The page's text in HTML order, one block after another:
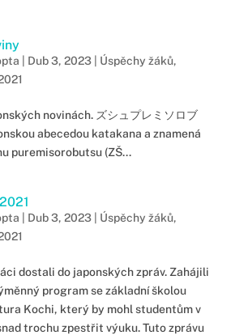
Dub 3, 2023| Úspěchy žáků,
novinách. ズシュプレミソロブ
abecedou katakana a znamená
puremisorobutsu (ZŠ...
Dub 3, 2023| Úspěchy žáků,
dostali do japonských zpráv. Zahájili
program se základní školou
Kochi, který by mohl studentům v
trochu zpestřit výuku. Tuto zprávu